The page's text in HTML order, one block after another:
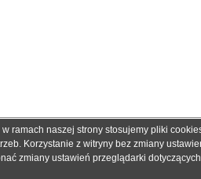
ramach naszej strony stosujemy pliki
Korzystanie z witryny bez zmiany
zmiany ustawień przeglądarki